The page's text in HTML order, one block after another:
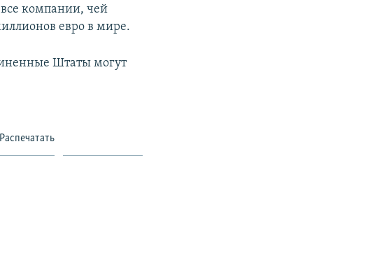
компании, чей
евро в мире.
Штаты могут
Распечатать